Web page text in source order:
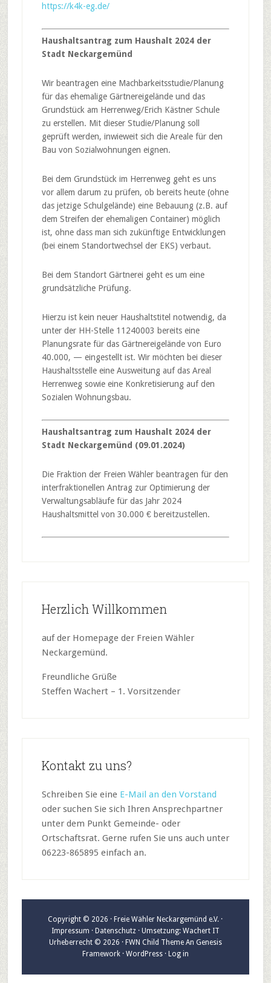
https://k4k-eg.de/
Haushaltsantrag zum Haushalt 2024 der
Stadt Neckargemünd
Wir beantragen eine Machbarkeitsstudie/Planung
für das ehemalige Gärtnereigelände und das
Grundstück am Herrenweg/Erich Kästner Schule
zu erstellen. Mit dieser Studie/Planung soll
geprüft werden, inwieweit sich die Areale für den
Bau von Sozialwohnungen eignen.
Bei dem Grundstück im Herrenweg geht es uns
vor allem darum zu prüfen, ob bereits heute (ohne
das jetzige Schulgelände) eine Bebauung (z.B. auf
dem Streifen der ehemaligen Container) möglich
ist, ohne dass man sich zukünftige Entwicklungen
(bei einem Standortwechsel der EKS) verbaut.
Bei dem Standort Gärtnerei geht es um eine
grundsätzliche Prüfung.
Hierzu ist kein neuer Haushaltstitel notwendig, da
unter der HH-Stelle 11240003 bereits eine
Planungsrate für das Gärtnereigelände von Euro
40.000, — eingestellt ist. Wir möchten bei dieser
Haushaltsstelle eine Ausweitung auf das Areal
Herrenweg sowie eine Konkretisierung auf den
Sozialen Wohnungsbau.
Haushaltsantrag zum Haushalt 2024 der
Stadt Neckargemünd (09.01.2024)
Die Fraktion der Freien Wähler beantragen für den
interfraktionellen Antrag zur Optimierung der
Verwaltungsabläufe für das Jahr 2024
Haushaltsmittel von 30.000 € bereitzustellen.
Herzlich Willkommen
auf der Homepage der Freien Wähler
Neckargemünd.
Freundliche Grüße
Steffen Wachert – 1. Vorsitzender
Kontakt zu uns?
Schreiben Sie eine E-Mail an den Vorstand
oder suchen Sie sich Ihren Ansprechpartner
unter dem Punkt Gemeinde- oder
Ortschaftsrat. Gerne rufen Sie uns auch unter
06223-865895 einfach an.
Copyright © 2026 · Freie Wähler Neckargemünd e.V. ·
Impressum · Datenschutz · Umsetzung: Wachert IT
Urheberrecht © 2026 · FWN Child ThemeAn Genesis
Framework· WordPress· Log in